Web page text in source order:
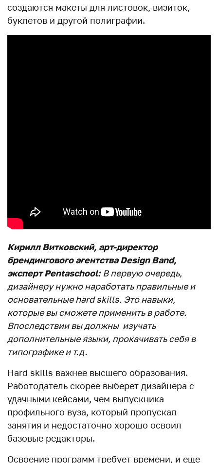
создаются макеты для листовок, визиток,
буклетов и другой полиграфии.
Кирилл Витковский, арт-директор
брендингового агентства Design Band,
эксперт Pentaschool:В первую очередь,
дизайнеру нужно наработать правильные и
основательные hard skills. Это навыки,
которые вы сможете применить в работе.
Впоследствии вы должны изучать
дополнительные языки, прокачивать себя в
типографике и т.д.
Hard skills важнее высшего образования.
Работодатель скорее выберет дизайнера с
удачными кейсами, чем выпускника
профильного вуза, который пропускал
занятия и недостаточно хорошо освоил
базовые редакторы.
Освоение программ требует времени, и еще